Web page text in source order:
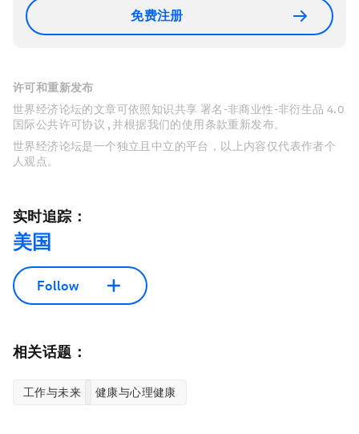
免费注册
许可和重新发布
世界经济论坛的文章可依照知识共享 署名-非商业性-非衍生品 4.0
国际公共许可协议 , 并根据我们的使用条款重新发布。
世界经济论坛是一个独立且中立的平台，以上内容仅代表作者个
人观点。
实时追踪：
美国
Follow
相关话题：
工作与未来 健康与心理健康